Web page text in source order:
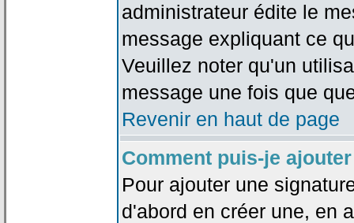
administrateur édite le
message expliquant ce
Veuillez noter qu'un
message une fois que
Revenir en haut de page
Comment puis-je
Pour ajouter une
d'abord en créer une, en